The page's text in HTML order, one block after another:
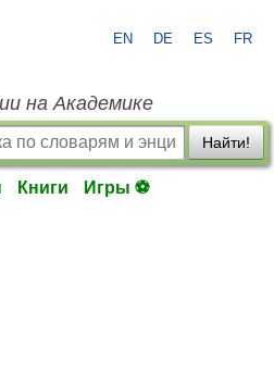
EN DE ES FR
на Академике
Найти!
Книги Игры ⚽